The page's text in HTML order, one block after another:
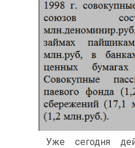
Уже сегодня